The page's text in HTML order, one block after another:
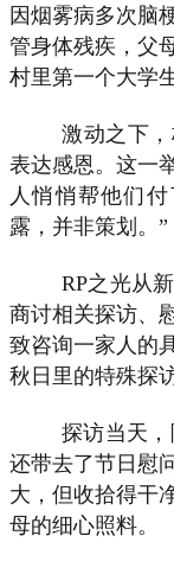
因烟雾病多次脑
管身体残疾，父
村里第一个大学生
激动之下
表达感恩。这一
人悄悄帮他们
露，并非策划。”
RP之光从
商讨相关探访、
致咨询一家人的
秋日里的特殊探访
探访当天
还带去了节日慰
大，但收拾得干
母的细心照料。